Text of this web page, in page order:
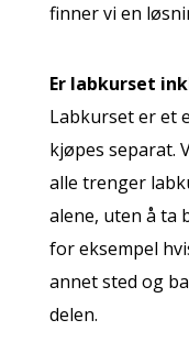
finner vi en
Er labkurset
Labkurset er et
kjøpes separat.
alle trenger
alene, uten å ta
for eksempel
annet sted og
delen.